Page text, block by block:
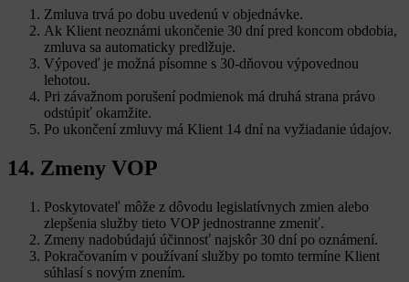
Zmluva trvá po dobu uvedenú v objednávke.
Ak Klient neoznámi ukončenie 30 dní pred koncom obdobia,
zmluva sa automaticky predlžuje.
Výpoveď je možná písomne s 30-dňovou výpovednou
lehotou.
Pri závažnom porušení podmienok má druhá strana právo
odstúpiť okamžite.
Po ukončení zmluvy má Klient 14 dní na vyžiadanie údajov.
14. Zmeny VOP
Poskytovateľ môže z dôvodu legislatívnych zmien alebo
zlepšenia služby tieto VOP jednostranne zmeniť.
Zmeny nadobúdajú účinnosť najskôr 30 dní po oznámení.
Pokračovaním v používaní služby po tomto termíne Klient
súhlasí s novým znením.